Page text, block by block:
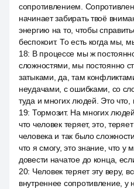
сопротивлением.
начинает забирать твоё
энергию на то, чтобы
беспокоит. То есть когда мы,
18: В процессе мы ж
сложностями, мы постоянно
затыками, да, там
неудачами, с ошибками, со
туда и многих людей. Это что,
19: Тормозит. На многих
что человек теряет, это,
человека и так было
что я смогу, это знание, что у
довести начатое до конца,
20: Человек теряет эту веру,
внутреннее сопротивление, у